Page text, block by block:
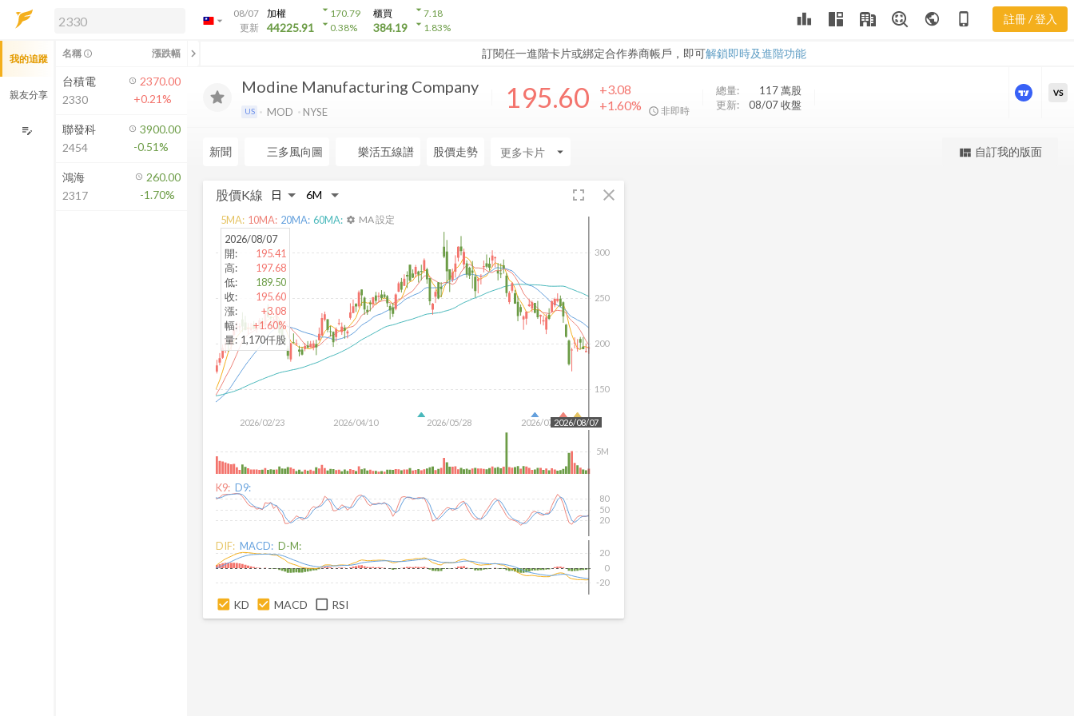
arrow_drop_down
08/07
更新
加權
44225.91
arrow_drop_down170.79
arrow_drop_down0.38%
櫃買
384.19
arrow_drop_down7.18
arrow_drop_down1.83% leaderboard public phone_iphone 註冊 / 登入
訂閱任一進階卡片或綁定合作券商帳戶，即可解鎖即時及進階功能
解鎖即時行情及進階功能
方案」，即可解鎖以下功能：
即時行情
即時市況與排行
成交金額熱力圖
前往方案訂閱
如何綁定合作券商
線
Modine Manufacturing Company
US MOD NYSE 195.60
+3.08
+1.60%
非即時
總量: 117 萬股
更新:
08/07 收盤
更強大的進階價量圖表
VS
新聞 三多風向圖 樂活五線譜 股價走勢 arrow_drop_down view_quilt 自訂我的版面
股價K線 fullscreen close
2026/02/23 2026/04/10 2026/05/28 2026/07/16
150
200
250
300
2026/08/07
5M
2026/08/07
開:
195.41
高:
197.68
低:
189.50
收:
195.60
漲:
+3.08
幅:
+1.60%
量: 1,170仟股
5MA: 10MA: 20MA: 60MA: settings MA 設定
K9: D9:
20
50
80
DIF: MACD: D-M:
-20
0
20
KD MACD RSI
我的追蹤
親友分享
edit_note
名稱 info_outline 漲跌幅 chevron_left
台積電
2330
2370.00
+0.21%
聯發科
2454
3900.00
-0.51%
鴻海
2317
260.00
-1.70%